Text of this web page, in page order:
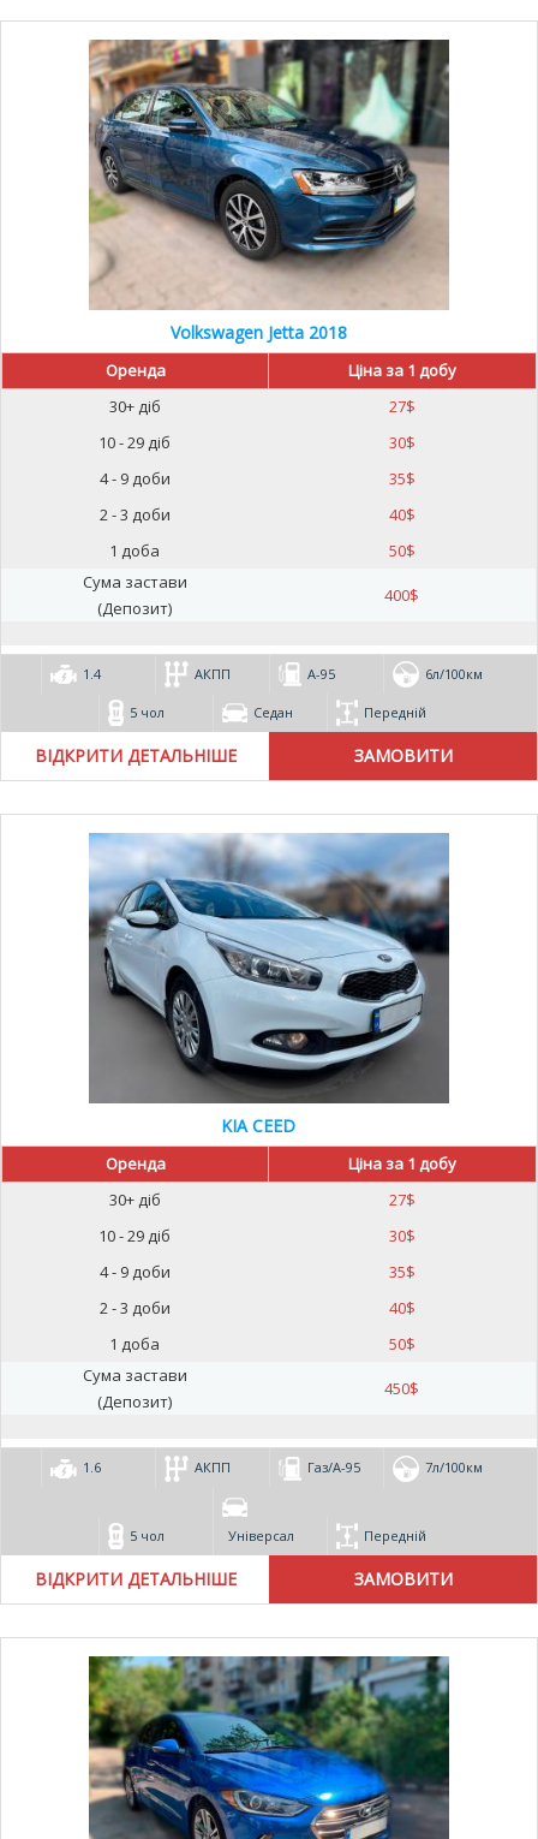
Volkswagen Jetta 2018
Оренда
Ціна за 1 добу
30+ діб
27$
10 - 29 діб
30$
4 - 9 доби
35$
2 - 3 доби
40$
1 доба
50$
Сума застави
(Депозит)
400$
1.4 АКПП А-95 6л/100км
5 чол Седан Передній
ВІДКРИТИ ДЕТАЛЬНІШЕ
KIA CEED
Оренда
Ціна за 1 добу
30+ діб
27$
10 - 29 діб
30$
4 - 9 доби
35$
2 - 3 доби
40$
1 доба
50$
Сума застави
(Депозит)
450$
1.6 АКПП Газ/А-95 7л/100км
5 чол Універсал Передній
ВІДКРИТИ ДЕТАЛЬНІШЕ